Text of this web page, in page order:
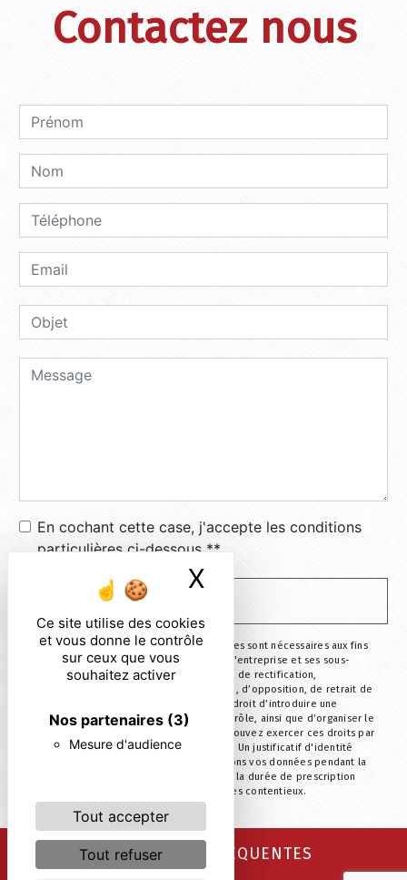
Ce site utilise des cookies
et vous donne le contrôle
sur ceux que vous
souhaitez activer
Nos partenaires (3)
Mesure d'audience
Tout accepter
Tout refuser
X Masquer le
Contactez nous
En cochant cette case, j'accepte les conditions
particulières ci-dessous **
** Les données personnelles communiquées sont nécessaires aux fins
de vous contacter. Elles sont destinées à l'entreprise et ses sous-
traitants. Vous disposez de droits d’accès, de rectification,
d’effacement, de portabilité, de limitation, d’opposition, de retrait de
votre consentement à tout moment et du droit d’introduire une
réclamation auprès d’une autorité de contrôle, ainsi que d’organiser le
sort de vos données post-mortem. Vous pouvez exercer ces droits par
voie postale ou par courrier électronique. Un justificatif d'identité
pourra vous être demandé. Nous conservons vos données pendant la
période de prise de contact puis pendant la durée de prescription
légale aux fins probatoire et de gestion des contentieux.
RECHERCHES FRÉQUENTES